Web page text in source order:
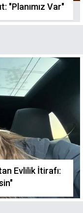
"Planımız Var"
Evlilik İtirafı: